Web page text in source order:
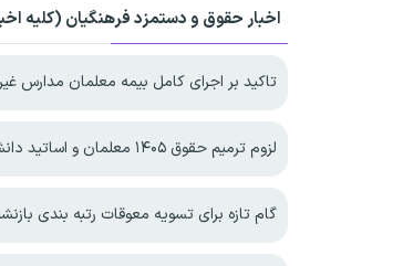
اخبار حقوق و دستمزد فرهنگیان (کلیه
تاکید بر اجرای کامل بیمه معلمان مدارس
لزوم ترمیم حقوق ۱۴۰۵ معلمان و اساتید دانشگاه فرهنگیان
گام تازه برای تسویه معوقات رتبه بندی بازنشستگان